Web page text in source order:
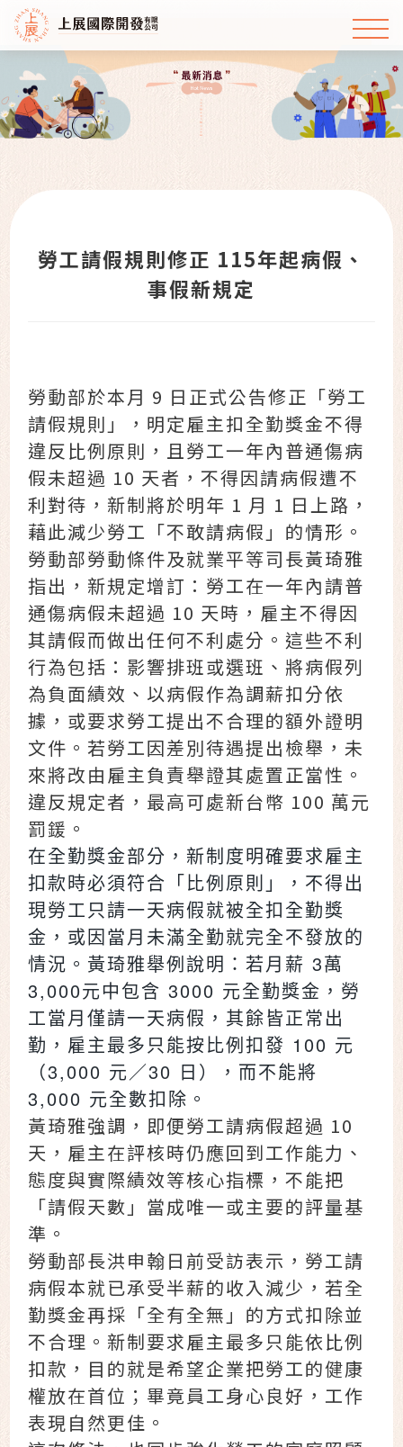
勞工請假規則修正 115年起病假、
事假新規定
勞動部於本月 9 日正式公告修正「勞工
請假規則」，明定雇主扣全勤獎金不得
違反比例原則，且勞工一年內普通傷病
假未超過 10 天者，不得因請病假遭不
利對待，新制將於明年 1 月 1 日上路，
藉此減少勞工「不敢請病假」的情形。
勞動部勞動條件及就業平等司長黃琦雅
指出，新規定增訂：勞工在一年內請普
通傷病假未超過 10 天時，雇主不得因
其請假而做出任何不利處分。這些不利
行為包括：影響排班或選班、將病假列
為負面績效、以病假作為調薪扣分依
據，或要求勞工提出不合理的額外證明
文件。若勞工因差別待遇提出檢舉，未
來將改由雇主負責舉證其處置正當性。
違反規定者，最高可處新台幣 100 萬元
罰鍰。
在全勤獎金部分，新制度明確要求雇主
扣款時必須符合「比例原則」，不得出
現勞工只請一天病假就被全扣全勤獎
金，或因當月未滿全勤就完全不發放的
情況。黃琦雅舉例說明：若月薪 3萬
3,000元中包含 3000 元全勤獎金，勞
工當月僅請一天病假，其餘皆正常出
勤，雇主最多只能按比例扣發 100 元
（3,000 元／30 日），而不能將
3,000 元全數扣除。
黃琦雅強調，即便勞工請病假超過 10
天，雇主在評核時仍應回到工作能力、
態度與實際績效等核心指標，不能把
「請假天數」當成唯一或主要的評量基
準。
勞動部長洪申翰日前受訪表示，勞工請
病假本就已承受半薪的收入減少，若全
勤獎金再採「全有全無」的方式扣除並
不合理。新制要求雇主最多只能依比例
扣款，目的就是希望企業把勞工的健康
權放在首位；畢竟員工身心良好，工作
表現自然更佳。